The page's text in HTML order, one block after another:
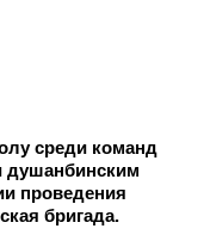
среди команд
душанбинским
проведения
бригада.